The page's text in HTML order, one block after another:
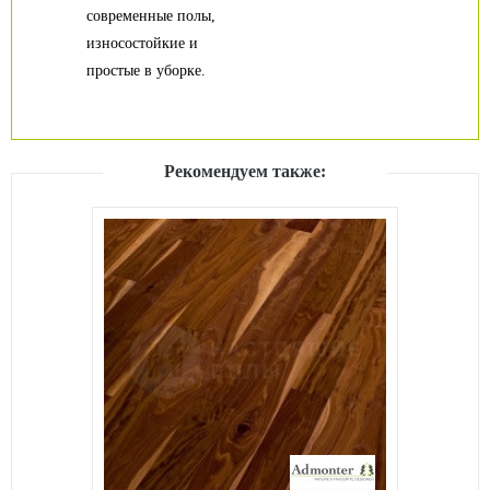
современные полы,
износостойкие и
простые в уборке.
Рекомендуем также: